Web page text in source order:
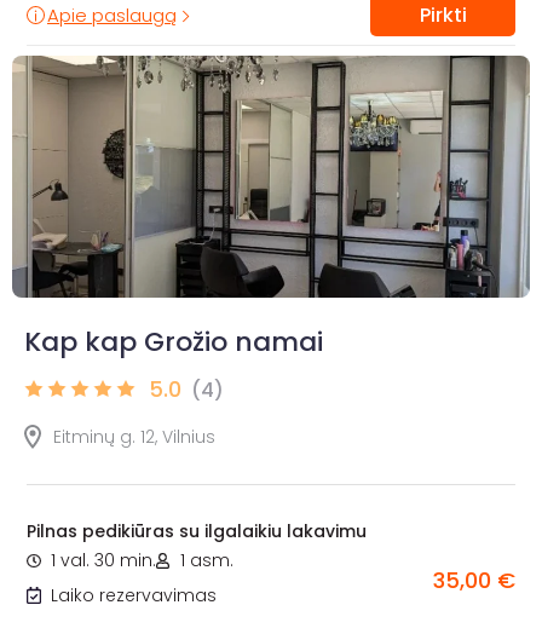
Apie paslaugą Pirkti
Kap kap Grožio namai
5.0 (4)
Eitminų g. 12, Vilnius
Pilnas pedikiūras su ilgalaikiu lakavimu
1 val. 30 min.
1 asm.
Laiko rezervavimas
35,00 €